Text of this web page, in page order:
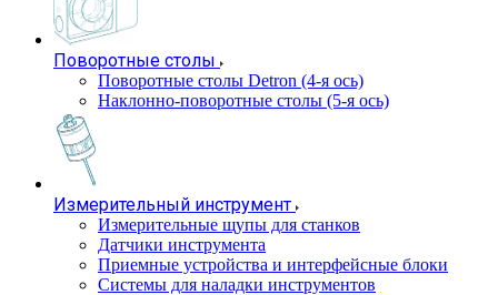
Поворотные столы
Поворотные столы Detron (4-я ось)
Наклонно-поворотные столы (5-я ось)
Измерительный инструмент
Измерительные щупы для станков
Датчики инструмента
Приемные устройства и интерфейсные блоки
Системы для наладки инструментов